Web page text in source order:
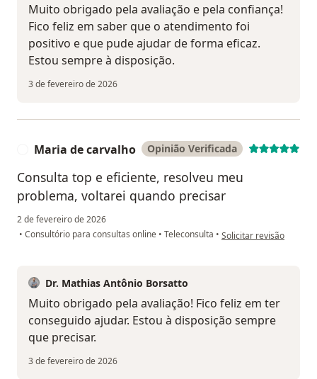
Muito obrigado pela avaliação e pela confiança!
Fico feliz em saber que o atendimento foi
positivo e que pude ajudar de forma eficaz.
Estou sempre à disposição.
3 de fevereiro de 2026
Maria de carvalho Opinião Verificada
Consulta top e eficiente, resolveu meu
problema, voltarei quando precisar
2 de fevereiro de 2026
• Consultório para consultas online • Teleconsulta • na opinião do utilizador
Solicitar revisão
Dr. Mathias Antônio Borsatto
Muito obrigado pela avaliação! Fico feliz em ter
conseguido ajudar. Estou à disposição sempre
que precisar.
3 de fevereiro de 2026